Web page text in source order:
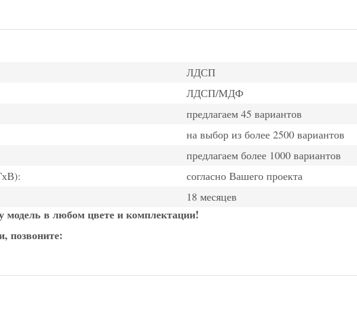
ЛДСП
ЛДСП/МДФ
предлагаем 45 вариантов
на выбор из более 2500 вариантов
предлагаем более 1000 вариантов
согласно Вашего проекта
18 месяцев
в любом цвете и комплектации!
позвоните: